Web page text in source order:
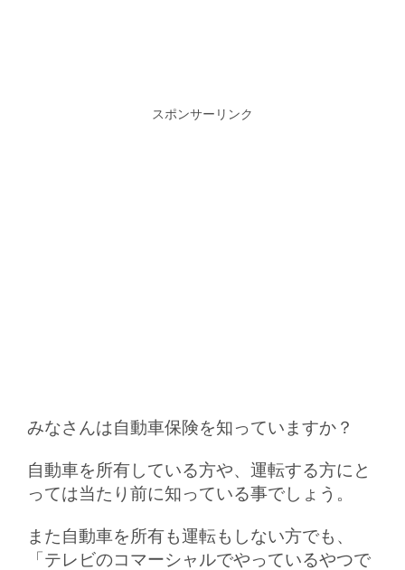
スポンサーリンク
みなさんは自動車保険を知っていますか？
自動車を所有している方や、運転する方にと
っては当たり前に知っている事でしょう。
また自動車を所有も運転もしない方でも、
「テレビのコマーシャルでやっているやつで